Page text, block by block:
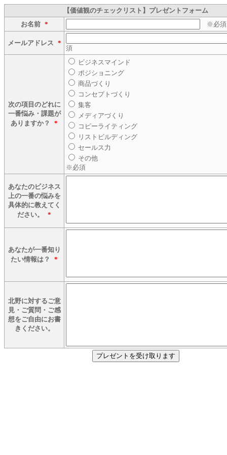
【価値観のチェックリスト】プレゼントフォーム
お名前 * ※必須
メールアドレス *
須
次の項目のどれに
一番悩み・課題が
ありますか？
*
ビジネスマインド
ポジショニング
商品づくり
コンセプトづくり
集客
メディアづくり
コピーライティング
リストビルディング
セールス力
その他
※必須
あなたのビジネス
上の一番の悩みを
具体的に教えてく
ださい。
*
あなたが一番知り
たい情報は？
*
北野に対するご意
見・ご質問・ご感
想をご自由にお書
きください。